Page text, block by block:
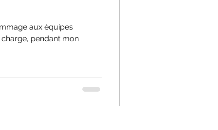
aux équipes
charge, pendant mon